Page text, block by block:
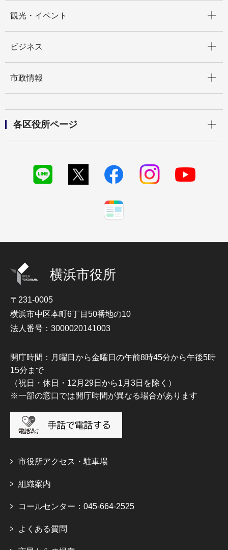
観光・イベント
ビジネス
市政情報
各区役所ページ
横浜市役所
〒231-0005
横浜市中区本町6丁目50番地の10
法人番号：3000020141003
開庁時間：月曜日から金曜日の午前8時45分から午後5時
15分まで
（祝日・休日・12月29日から1月3日を除く）
※一部の窓口では開庁時間が異なる場合があります
市役所アクセス・駐車場
組織案内
コールセンター：045-664-2525
よくある質問